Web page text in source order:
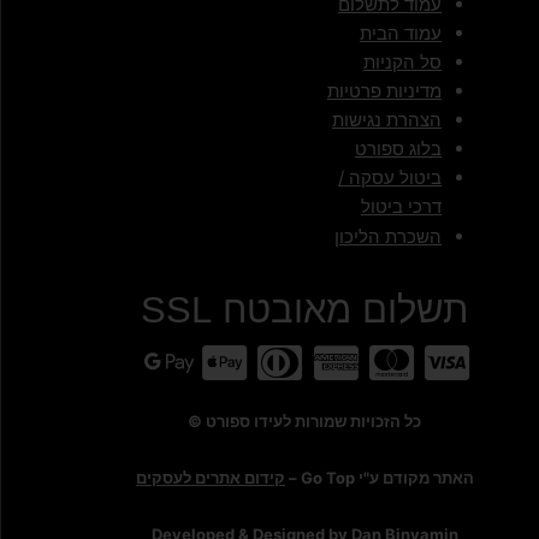
עמוד לתשלום
עמוד הבית
סל הקניות
מדיניות פרטיות
הצהרת נגישות
בלוג ספורט
ביטול עסקה /
דרכי ביטול
השכרת הליכון
תשלום מאובטח SSL
כל הזכויות שמורות לעידו ספורט ©
האתר מקודם ע"י Go Top – קידום אתרים לעסקים
Developed & Designed by Dan Binyamin